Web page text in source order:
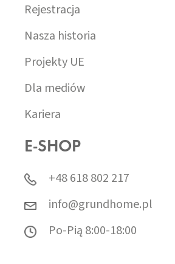
Rejestracja
Nasza historia
Projekty UE
Dla mediów
Kariera
E-SHOP
+48 618 802 217
info@grundhome.pl
Po-Pią 8:00-18:00